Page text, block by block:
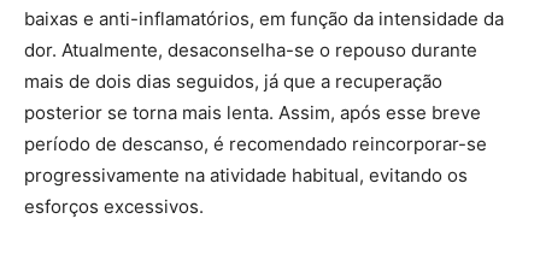
baixas e anti-inflamatórios, em função da intensidade da
dor. Atualmente, desaconselha-se o repouso durante
mais de dois dias seguidos, já que a recuperação
posterior se torna mais lenta. Assim, após esse breve
período de descanso, é recomendado reincorporar-se
progressivamente na atividade habitual, evitando os
esforços excessivos.